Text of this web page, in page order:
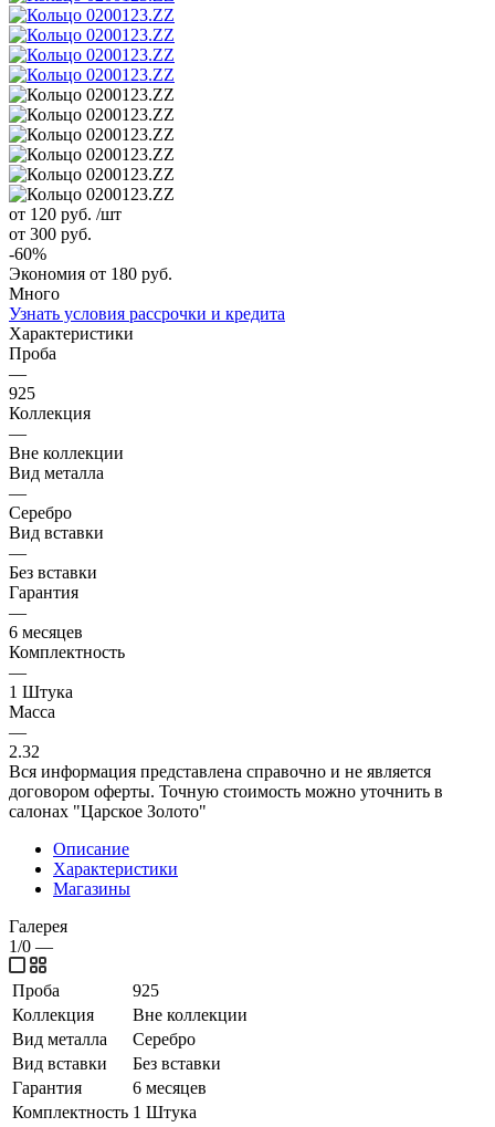
от 120 руб. /шт
от 300 руб.
-60%
Экономия от 180 руб.
Много
Узнать условия рассрочки и кредита
Характеристики
Проба
—
925
Коллекция
—
Вне коллекции
Вид металла
—
Серебро
Вид вставки
—
Без вставки
Гарантия
—
6 месяцев
Комплектность
—
1 Штука
Масса
—
2.32
Вся информация представлена справочно и не является
договором оферты. Точную стоимость можно уточнить в
салонах "Царское Золото"
Описание
Характеристики
Магазины
Галерея
1/0 —
Проба
925
Коллекция
Вне коллекции
Вид металла
Серебро
Вид вставки
Без вставки
Гарантия
6 месяцев
Комплектность 1 Штука